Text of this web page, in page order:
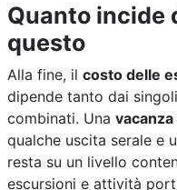
Quanto incide
questo
Alla fine, il costo delle
dipende tanto dai
combinati. Una vacanza
qualche uscita serale e
resta su un livello
escursioni e attività